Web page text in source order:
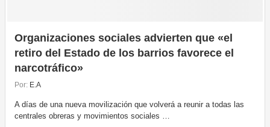
Organizaciones sociales advierten que «el
retiro del Estado de los barrios favorece el
narcotráfico»
Por: E.A
A días de una nueva movilización que volverá a reunir a todas las
centrales obreras y movimientos sociales …